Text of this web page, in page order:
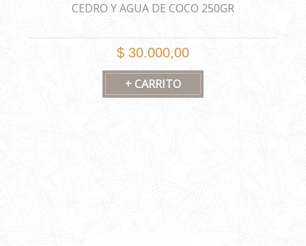
CEDRO Y AGUA DE COCO 250GR
$ 30.000,00